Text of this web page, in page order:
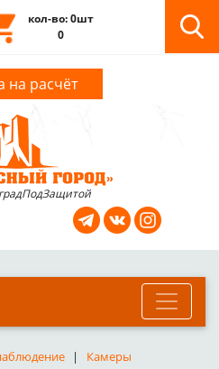
кол-во: 0шт
0
на расчёт
Камеры